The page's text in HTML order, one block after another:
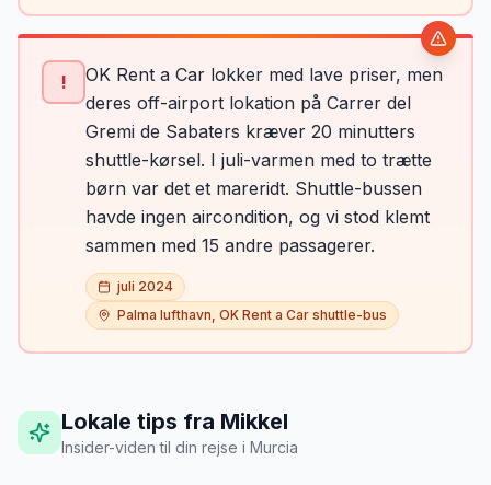
!
OK Rent a Car lokker med lave priser, men
deres off-airport lokation på Carrer del
Gremi de Sabaters kræver 20 minutters
shuttle-kørsel. I juli-varmen med to trætte
børn var det et mareridt. Shuttle-bussen
havde ingen aircondition, og vi stod klemt
sammen med 15 andre passagerer.
juli 2024
Palma lufthavn, OK Rent a Car shuttle-bus
Lokale tips fra Mikkel
Insider-viden til din rejse i Murcia